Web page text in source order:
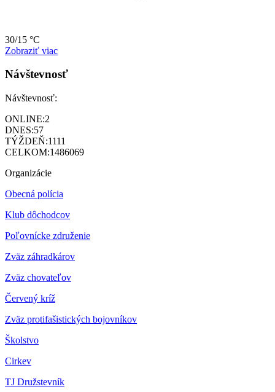
30/15 °C
Zobraziť viac
Návštevnosť
Návštevnosť:
ONLINE:2
DNES:57
TÝŽDEŇ:1111
CELKOM:1486069
Organizácie
Obecná polícia
Klub dôchodcov
Poľovnícke združenie
Zväz záhradkárov
Zväz chovateľov
Červený kríž
Zväz protifašistických bojovníkov
Školstvo
Cirkev
TJ Družstevník